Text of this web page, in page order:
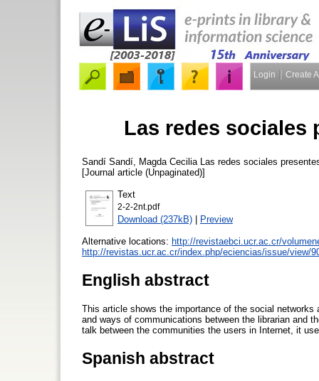
Login Create
Las redes sociales
Sandí Sandí, Magda Cecilia Las redes sociales
[Journal article (Unpaginated)]
Text
2-2-2nt.pdf
Download (237kB) | Preview
Alternative locations: http://revistaebci.ucr.ac.cr/
http://revistas.ucr.ac.cr/index.php/eciencias/issue/view/
English abstract
This article shows the importance of the social
and ways of communications between the librarian and
talk between the communities the users in Internet, it
Spanish abstract